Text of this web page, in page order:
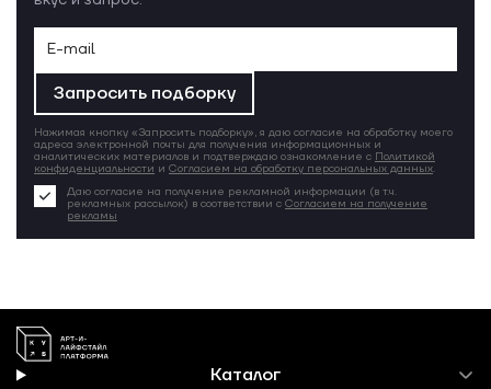
Запросить подборку
Нажимая кнопку «Запросить подборку», я даю согласие на обработку моего
адреса электронной почты для получения информационных и
аналитических материалов и подтверждаю ознакомление с Политикой
конфиденциальности и Согласием на обработку персональных данных.
Даю согласие на получение рекламной информации (в т.ч.
рекламных рассылок) в соответствии с Согласием на получение
рекламы
Каталог